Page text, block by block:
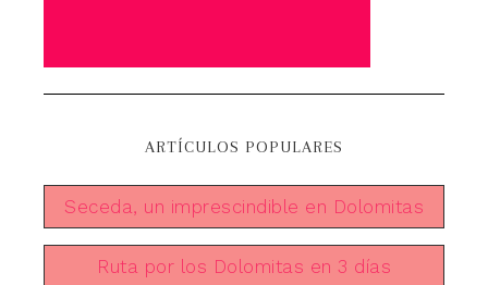
ARTÍCULOS POPULARES
Seceda, un imprescindible en Dolomitas
Ruta por los Dolomitas en 3 días